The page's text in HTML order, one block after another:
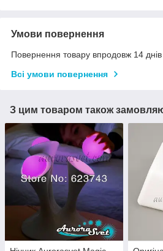
Умови повернення
Повернення товару впродовж 14
Всі умови повернення
З цим товаром також